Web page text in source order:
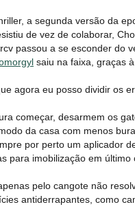
a segunda versão da
de vez de colaborar,
passou a se esconder do
saiu na faixa, graças à
agora eu posso dividir os
começar, desarmem os
da casa com menos
por perto um aplicador
para imobilização em
pelo cangote não
antiderrapantes, como